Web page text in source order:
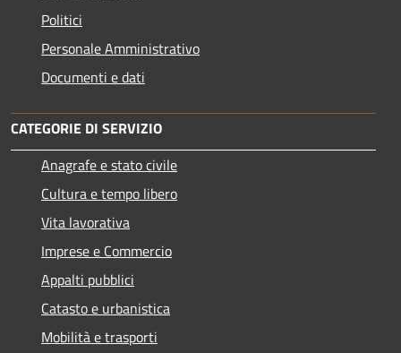
Politici
Personale Amministrativo
Documenti e dati
CATEGORIE DI SERVIZIO
Anagrafe e stato civile
Cultura e tempo libero
Vita lavorativa
Imprese e Commercio
Appalti pubblici
Catasto e urbanistica
Mobilità e trasporti